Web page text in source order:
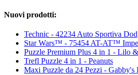
Nuovi prodotti:
Technic - 42234 Auto Sportiva
Star Wars™ - 75454 AT-AT™
Puzzle Premium Plus 4 in 1 - Lilo
Trefl Puzzle 4 in 1 - Peanuts
Maxi Puzzle da 24 Pezzi -